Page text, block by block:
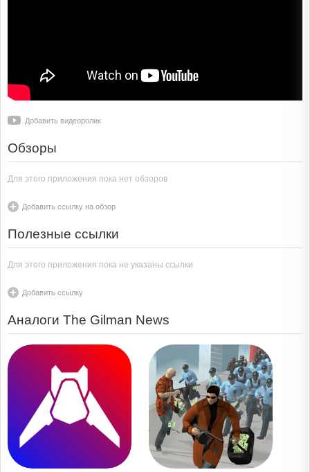
Добавить видеоролик
Обзоры
Для этого приложения пока нет обзоров
Добавить ссылку на обзор
Полезные ссылки
Для этого приложения пока не указаны ссылки
Добавить ссылку
Аналоги The Gilman News